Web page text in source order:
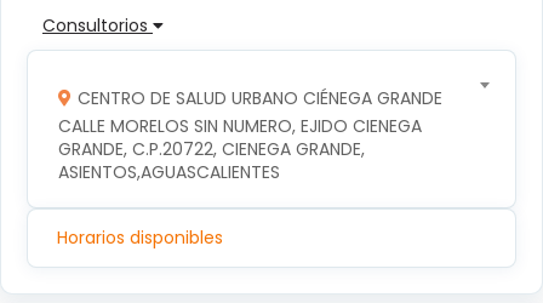
Consultorios
CENTRO DE SALUD URBANO CIÉNEGA GRANDE
CALLE MORELOS SIN NUMERO, EJIDO CIENEGA
GRANDE, C.P.20722, CIENEGA GRANDE,
ASIENTOS,AGUASCALIENTES
Horarios disponibles